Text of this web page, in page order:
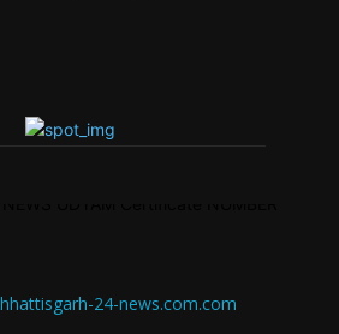
24-news.com.com